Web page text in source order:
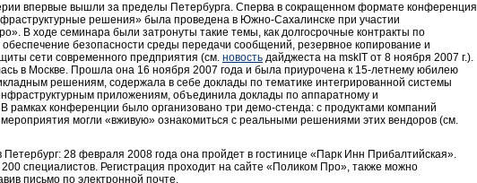
впервые вышли за пределы Петербурга. Сперва в сокращенном формате конференция
решения» была проведена в Южно-Сахалинске при участии
В ходе семинара были затронуты такие темы, как долгосрочные контракты по
безопасности среды передачи сообщений, резервное копирование и
сети современного предприятия (см. новость дайджеста на mskIT от 8 ноября 2007 г.).
в Москве. Прошла она 16 ноября 2007 года и была приурочена к 15-летнему юбилею
решениям, содержала в себе доклады по тематике интегрированной системы
приложениям, объединила доклады по аппаратному и
конференции было организовано три демо-стенда: с продуктами компаний
могли «вживую» ознакомиться с реальными решениями этих вендоров (см.
28 февраля 2008 года она пройдет в гостинице «Парк Инн Прибалтийская».
специалистов. Регистрация проходит на сайте «Поликом Про», также можно
письмо по электронной почте.